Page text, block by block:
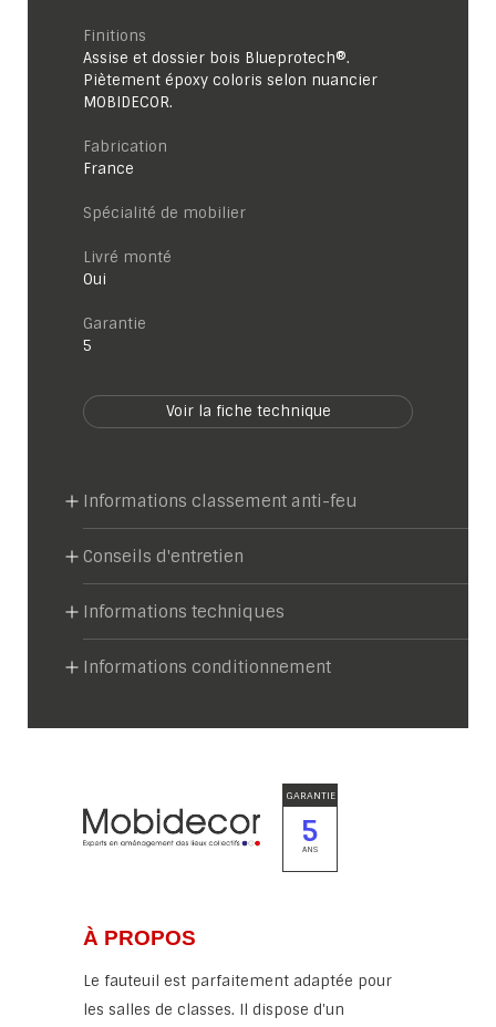
Finitions
Assise et dossier bois Blueprotech®.
Piètement époxy coloris selon nuancier
MOBIDECOR.
Fabrication
France
Spécialité de mobilier
Livré monté
Oui
garantie
5
Voir la fiche technique
Informations classement anti-feu
Conseils d'entretien
Informations techniques
Informations conditionnement
GARANTIE
5
ANS
À PROPOS
Le fauteuil est parfaitement adaptée pour
les salles de classes. Il dispose d'un